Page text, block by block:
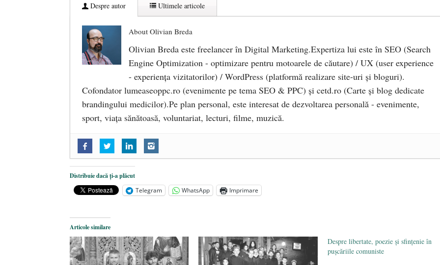
Despre autor Ultimele articole
About Olivian Breda
Olivian Breda este freelancer în Digital Marketing.Expertiza lui este în SEO (Search
Engine Optimization - optimizare pentru motoarele de căutare) / UX (user experience
- experiența vizitatorilor) / WordPress (platformă realizare site-uri și bloguri).
Cofondator lumeaseoppc.ro (evenimente pe tema SEO & PPC) și cetd.ro (Carte și blog dedicate
brandingului medicilor).Pe plan personal, este interesat de dezvoltarea personală - evenimente,
sport, viața sănătoasă, voluntariat, lecturi, filme, muzică.
Follow-up: Conferință – Costion Nicolescu – „Să fim aripă!” (2019.11.10, Biserica Sfinții
Chiril și Metodiu, USAMV) - 29 martie 2020
Follow-up: Dr. Andrei Dîrlău – conferința „Marxismul cultural – noua utopie” (2019.11.25,
Biserica Sfântul Silvestru) - 29 martie 2020
Biserica Sfinții Chiril și Metodiu)
Distribuie dacă ți-a plăcut
Telegram
WhatsApp Imprimare
Articole similare
Despre libertate, poezie şi sfinţenie în
puşcăriile comuniste